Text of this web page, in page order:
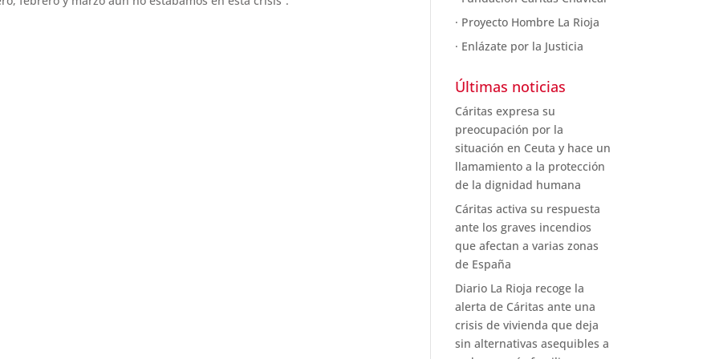
· Proyecto Hombre La Rioja
· Enlázate por la Justicia
Últimas noticias
Cáritas expresa su
preocupación por la
situación en Ceuta y hace un
llamamiento a la protección
de la dignidad humana
Cáritas activa su respuesta
ante los graves incendios
que afectan a varias zonas
de España
Diario La Rioja recoge la
alerta de Cáritas ante una
crisis de vivienda que deja
sin alternativas asequibles a